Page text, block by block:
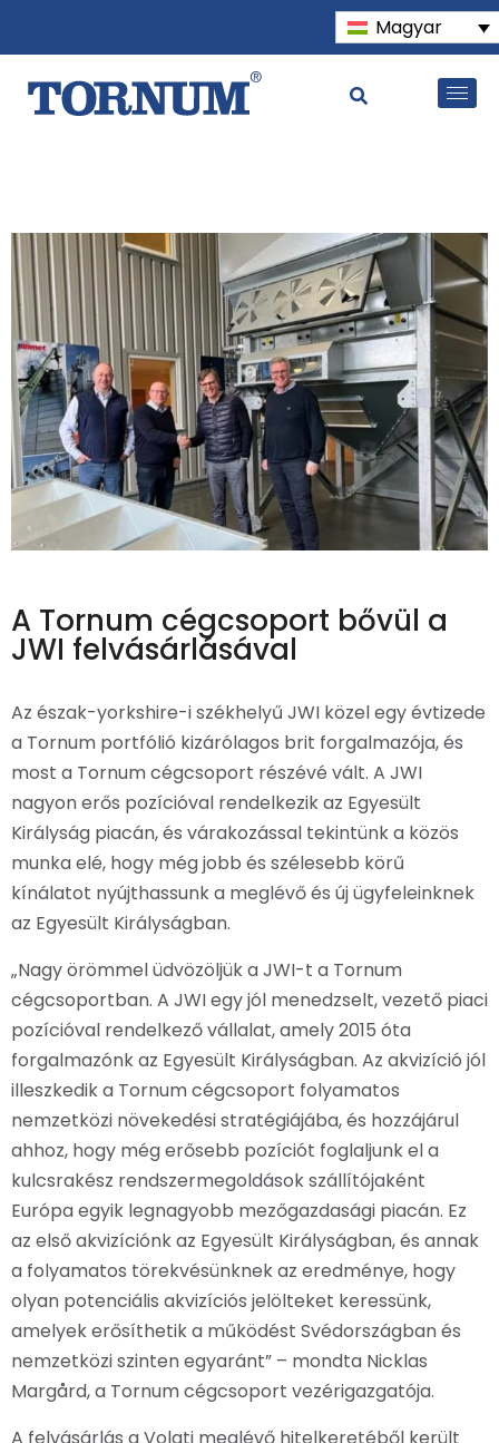
Magyar
A Tornum cégcsoport bővül a
JWI felvásárlásával
Az észak-yorkshire-i székhelyű JWI közel egy évtizede
a Tornum portfólió kizárólagos brit forgalmazója, és
most a Tornum cégcsoport részévé vált. A JWI
nagyon erős pozícióval rendelkezik az Egyesült
Királyság piacán, és várakozással tekintünk a közös
munka elé, hogy még jobb és szélesebb körű
kínálatot nyújthassunk a meglévő és új ügyfeleinknek
az Egyesült Királyságban.
„Nagy örömmel üdvözöljük a JWI-t a Tornum
cégcsoportban. A JWI egy jól menedzselt, vezető piaci
pozícióval rendelkező vállalat, amely 2015 óta
forgalmazónk az Egyesült Királyságban. Az akvizíció jól
illeszkedik a Tornum cégcsoport folyamatos
nemzetközi növekedési stratégiájába, és hozzájárul
ahhoz, hogy még erősebb pozíciót foglaljunk el a
kulcsrakész rendszermegoldások szállítójaként
Európa egyik legnagyobb mezőgazdasági piacán. Ez
az első akvizíciónk az Egyesült Királyságban, és annak
a folyamatos törekvésünknek az eredménye, hogy
olyan potenciális akvizíciós jelölteket keressünk,
amelyek erősíthetik a működést Svédországban és
nemzetközi szinten egyaránt” – mondta Nicklas
Margård, a Tornum cégcsoport vezérigazgatója.